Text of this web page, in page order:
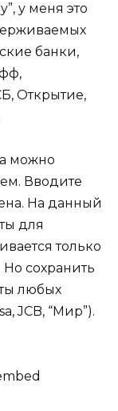
у меня это
банки,
Открытие,
можно
Вводите
На данный
для
только
сохранить
любых
JCB, “Мир”).